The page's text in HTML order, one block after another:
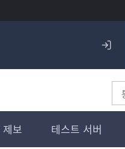
로
보 테스트 서버